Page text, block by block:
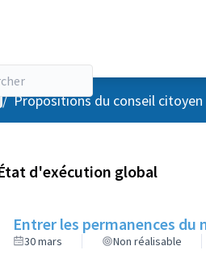
utilisateur
/ Propositions du conseil citoyen
d'exécution global
Entrer les permanences du
30 mars Non réalisable